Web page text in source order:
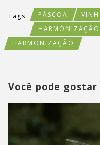
Tags PÁSCOA
HARMONIZAÇÃO
Você pode